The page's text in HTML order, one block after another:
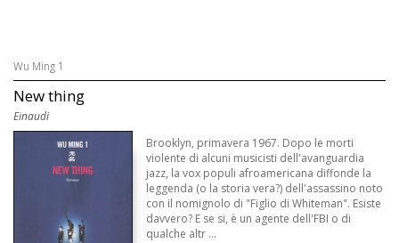
Wu Ming 1
New thing
Einaudi
Brooklyn, primavera 1967. Dopo le morti
violente di alcuni musicisti dell'avanguardia
jazz, la vox populi afroamericana diffonde la
leggenda (o la storia vera?) dell'assassino noto
con il nomignolo di "Figlio di Whiteman". Esiste
davvero? E se si, è un agente dell'FBI o di
qualche altr ...